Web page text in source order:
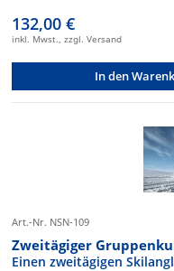
132,00 €
inkl. Mwst., zzgl. Versand
In den
Art.-Nr. NSN-109
Zweitägiger
Einen zweitägigen